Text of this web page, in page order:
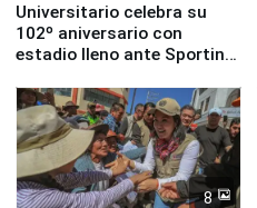
Universitario celebra su
102º aniversario con
estadio lleno ante Sporting
8